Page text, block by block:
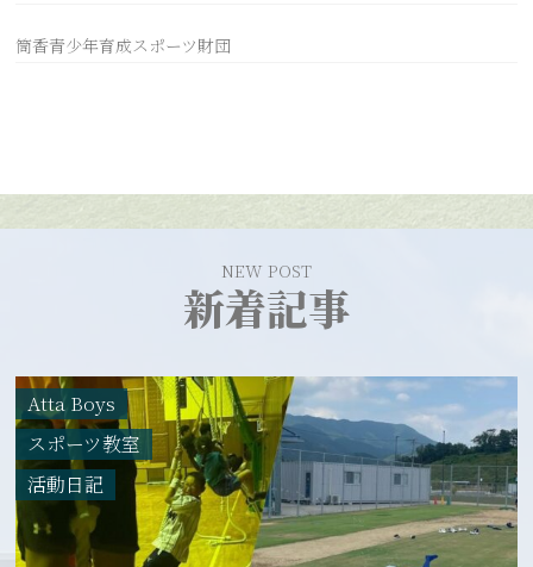
筒香青少年育成スポーツ財団
NEW POST
新着記事
Atta Boys
スポーツ教室
活動日記